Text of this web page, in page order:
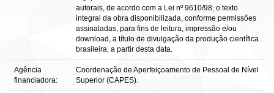
autorais, de acordo com a Lei nº 9610/98, o texto
integral da obra disponibilizada, conforme permissões
assinaladas, para fins de leitura, impressão e/ou
download, a título de divulgação da produção científica
brasileira, a partir desta data.
Agência
financiadora:
Coordenação de Aperfeiçoamento de Pessoal de Nível
Superior (CAPES).